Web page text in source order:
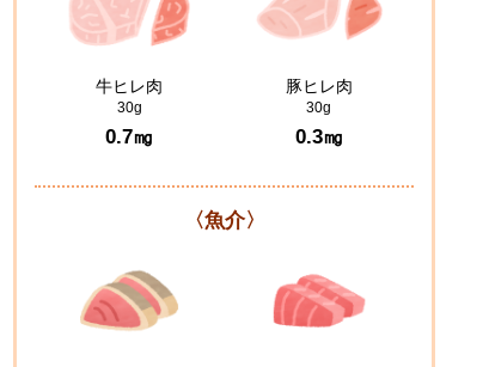
牛ヒレ肉
30g
0.7㎎
豚ヒレ肉
30g
0.3㎎
〈魚介〉